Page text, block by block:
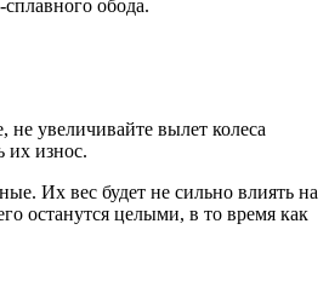
обода.
увеличивайте вылет колеса
их износ.
Их вес будет не сильно влиять на
останутся целыми, в то время как